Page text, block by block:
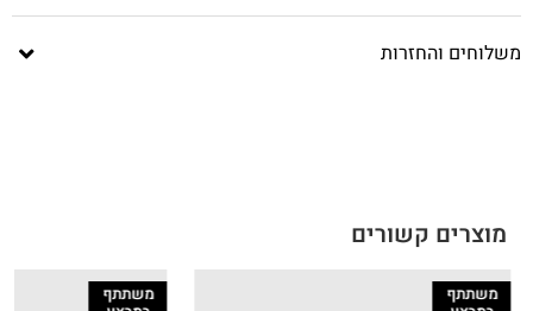
משלוחים והחזרות
מוצרים קשורים
משתתף משתתף